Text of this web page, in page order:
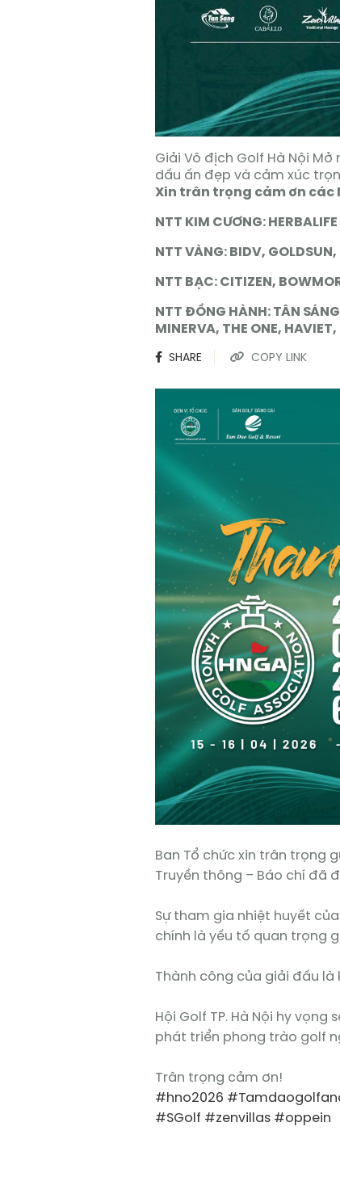
Giải Vô địch Golf Hà Nội
dấu ấn đẹp và cảm xúc
Xin trân trọng cảm ơn các
NTT KIM CƯƠNG:
NTT VÀNG: BIDV,
NTT BẠC: CITIZEN,
NTT ĐỒNG HÀNH: TÂN
MINERVA, THE ONE,
SHARE COPY LINK
Ban Tổ chức xin trân trọng
Truyền thông – Báo chí đã
Sự tham gia nhiệt huyết
chính là yếu tố quan trọng
Thành công của giải đấu
Hội Golf TP. Hà Nội hy
phát triển phong trào golf
Trân trọng cảm ơn!
#hno2026
#SGolf #zenvillas #oppein